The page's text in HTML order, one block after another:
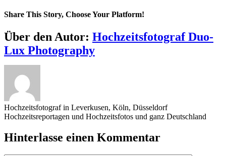
Share This Story, Choose Your Platform!
Sharing_facebook
Sharing_twitter
Sharing_reddit
Über den Autor: Hochzeitsfotograf Duo-
Lux Photography
Hochzeitsfotograf in Leverkusen, Köln, Düsseldorf
Hochzeitsreportagen und Hochzeitsfotos und ganz Deutschland
Hinterlasse einen Kommentar